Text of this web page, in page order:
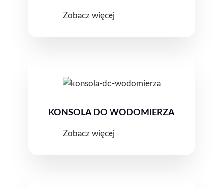
Zobacz więcej
KONSOLA DO WODOMIERZA
Zobacz więcej